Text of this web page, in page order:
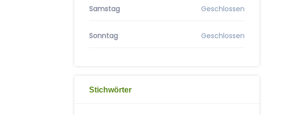
Samstag Geschlossen
Sonntag Geschlossen
Stichwörter